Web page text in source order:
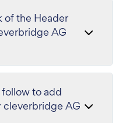
of the Header
AG
to add
cleverbridge AG